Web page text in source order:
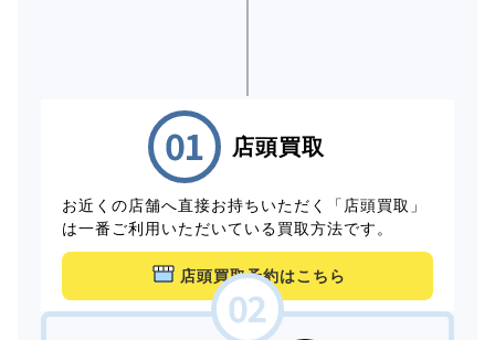
店頭買取
お近くの店舗へ直接お持ちいただく「店頭買取」
は一番ご利用いただいている買取方法です。
店頭買取予約はこちら